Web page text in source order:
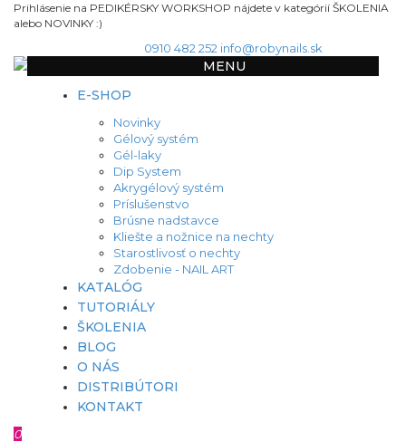
Prihlásenie na PEDIKÉRSKY WORKSHOP nájdete v kategórií ŠKOLENIA
alebo NOVINKY :)
0910 482 252 info@robynails.sk
MENU
E-SHOP
Novinky
Gélový systém
Gél-laky
Dip System
Akrygélový systém
Príslušenstvo
Brúsne nadstavce
Kliešte a nožnice na nechty
Starostlivosť o nechty
Zdobenie - NAIL ART
KATALÓG
TUTORIÁLY
ŠKOLENIA
BLOG
O NÁS
DISTRIBÚTORI
KONTAKT
0